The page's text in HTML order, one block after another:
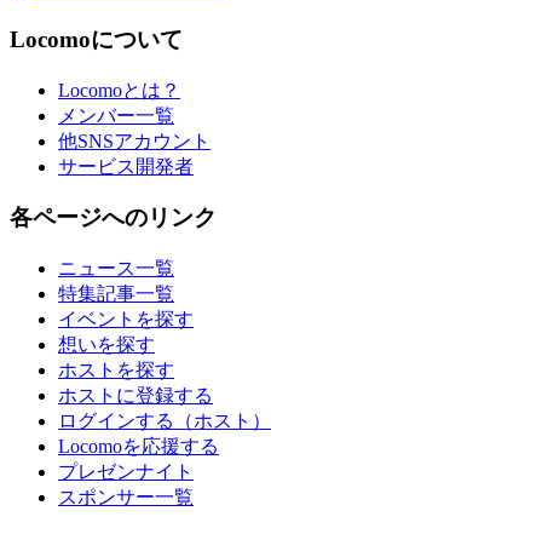
Locomoについて
Locomoとは？
メンバー一覧
他SNSアカウント
サービス開発者
各ページへのリンク
ニュース一覧
特集記事一覧
イベントを探す
想いを探す
ホストを探す
ホストに登録する
ログインする（ホスト）
Locomoを応援する
プレゼンナイト
スポンサー一覧